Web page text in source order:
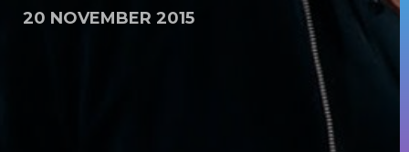
20 NOVEMBER 2015